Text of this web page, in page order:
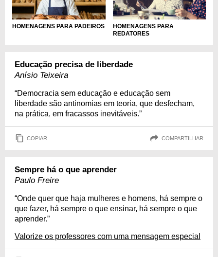
HOMENAGENS PARA PADEIROS
HOMENAGENS PARA
REDATORES
Educação precisa de liberdade
Anísio Teixeira
“Democracia sem educação e educação sem
liberdade são antinomias em teoria, que desfecham,
na prática, em fracassos inevitáveis.”
COPIAR COMPARTILHAR
Sempre há o que aprender
Paulo Freire
“Onde quer que haja mulheres e homens, há sempre o
que fazer, há sempre o que ensinar, há sempre o que
aprender.”
Valorize os professores com uma mensagem especial